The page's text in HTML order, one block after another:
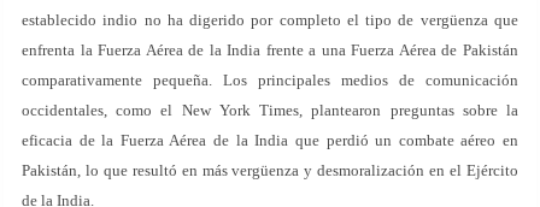
establecido indio no ha digerido por completo el tipo de vergüenza que
enfrenta la Fuerza Aérea de la India frente a una Fuerza Aérea de Pakistán
comparativamente pequeña. Los principales medios de comunicación
occidentales, como el New York Times, plantearon preguntas sobre la
eficacia de la Fuerza Aérea de la India que perdió un combate aéreo en
Pakistán, lo que resultó en más vergüenza y desmoralización en el Ejército
de la India.